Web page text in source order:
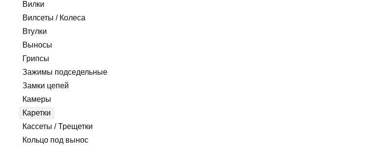
Вилки
Вилсеты / Колеса
Втулки
Выносы
Грипсы
Зажимы подседельные
Замки цепей
Камеры
Каретки
Кассеты / Трещетки
Кольцо под вынос